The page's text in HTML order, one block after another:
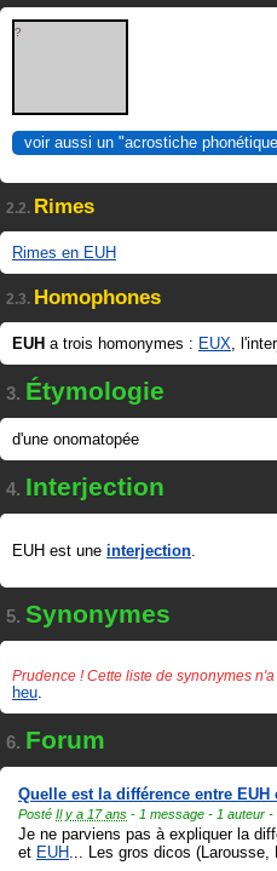
?
voir aussi un "acrostiche
2.2. Rimes
Rimes en EUH
2.3. Homophones
EUH a trois homonymes : EUX,
3. Étymologie
d'une onomatopée
4. Interjection
EUH est une interjection.
5. Synonymes
Prudence ! Cette liste de synonymes
heu
6. Forum
Quelle est la différence entre EUH
Posté Il y a 17 ans - 1 message - 1 auteur
Je ne parviens pas à expliquer la
et EUH ... Les gros dicos